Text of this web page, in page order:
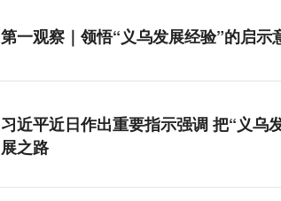
第一观察｜领悟“义乌发展经验”的启示
习近平近日作出重要指示强调 把“义乌
展之路